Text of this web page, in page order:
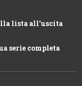
lista all'uscita
serie completa